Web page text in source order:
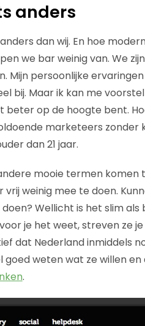
anders
dan wij. En hoe
we bar weinig van. We
Mijn persoonlijke ervaringen
bij. Maar ik kan me
beter op de hoogte bent.
marketeers zonder
dan 21 jaar.
mooie termen
weinig mee te doen.
Wellicht is het slim
je het weet, streven ze
dat Nederland inmiddels
weten wat ze willen
.